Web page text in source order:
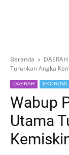
Beranda DAERAH
Turunkan Angka
DAERAH EKONOMI
Wabup
Utama